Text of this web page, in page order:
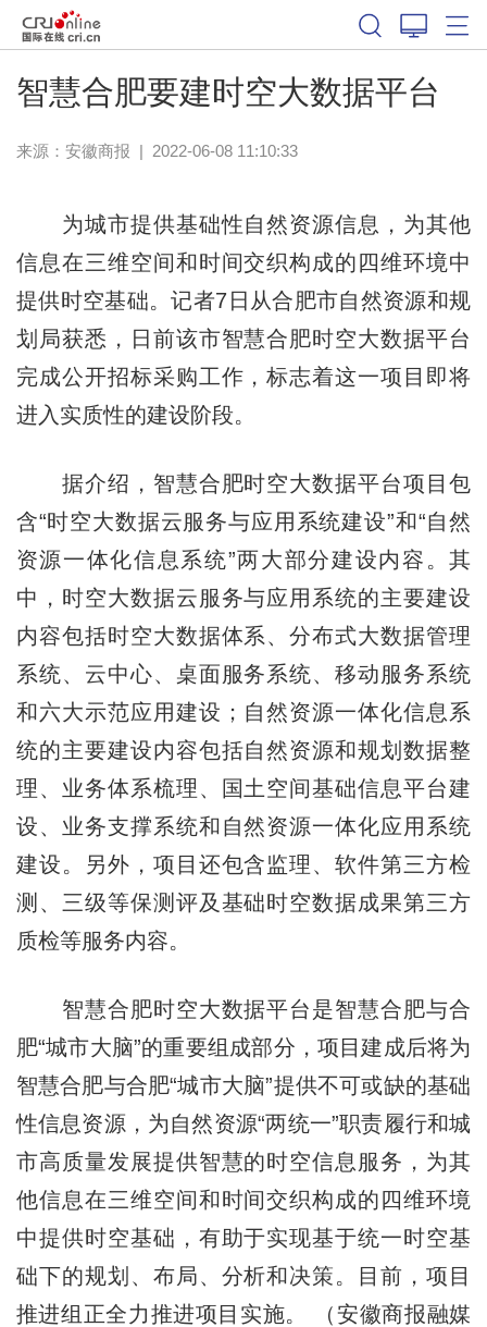
智慧合肥要建时空大数据平台
来源： 安徽商报 | 2022-06-08 11:10:33
为城市提供基础性自然资源信息，为其他
信息在三维空间和时间交织构成的四维环境中
提供时空基础。记者7日从合肥市自然资源和规
划局获悉，日前该市智慧合肥时空大数据平台
完成公开招标采购工作，标志着这一项目即将
进入实质性的建设阶段。
据介绍，智慧合肥时空大数据平台项目包
含“时空大数据云服务与应用系统建设”和“自然
资源一体化信息系统”两大部分建设内容。其
中，时空大数据云服务与应用系统的主要建设
内容包括时空大数据体系、分布式大数据管理
系统、云中心、桌面服务系统、移动服务系统
和六大示范应用建设；自然资源一体化信息系
统的主要建设内容包括自然资源和规划数据整
理、业务体系梳理、国土空间基础信息平台建
设、业务支撑系统和自然资源一体化应用系统
建设。另外，项目还包含监理、软件第三方检
测、三级等保测评及基础时空数据成果第三方
质检等服务内容。
智慧合肥时空大数据平台是智慧合肥与合
肥“城市大脑”的重要组成部分，项目建成后将为
智慧合肥与合肥“城市大脑”提供不可或缺的基础
性信息资源，为自然资源“两统一”职责履行和城
市高质量发展提供智慧的时空信息服务，为其
他信息在三维空间和时间交织构成的四维环境
中提供时空基础，有助于实现基于统一时空基
础下的规划、布局、分析和决策。目前，项目
推进组正全力推进项目实施。 （安徽商报融媒